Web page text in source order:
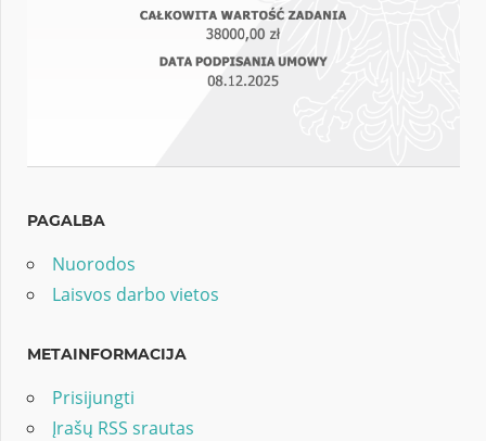
PAGALBA
Nuorodos
Laisvos darbo vietos
METAINFORMACIJA
Prisijungti
Įrašų RSS srautas